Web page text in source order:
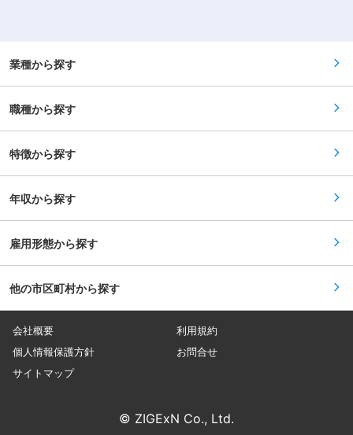
来、化学プラントを中心に、各種プラントのメン
る業務
る楽しさなどもあります。 ■検査の種類： ・超
音波探傷試験（UT）…特殊な装置を使って、検査
したい対象物に超音波を当て、画面を見ながら反
…対象物にある傷に液体をたらし、染みこみ具合
要な仕事もあります。入社後は、資格取得や専門
知識を身に着け手に職をつけて働くことができま
す。資格取得に向けての講座やテキスト貸出、合
♪ ■出張について： 1回にあたり2週間〜2カ月程
れます。休日には観光に行く社員もいます♪※エリ
ア外出張頻度は年2回程度、年半分以上は担当エ
リアでの勤務です。 ■働き方について： プライ
休日は113日から120日に変更しました。また、
り越す方はあまりいません。 変更の範囲：会社の
定める業務
業種から探す
職種から探す
特徴から探す
年収から探す
雇用形態から探す
他の市区町村から探す
会社概要
利用規約
個人情報保護方針
お問合せ
サイトマップ
© ZIGExN Co., Ltd.